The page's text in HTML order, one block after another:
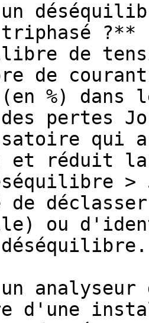
un
triphasé ?**
de
de
%) dans
des pertes
qui
et réduit
de
ou
analyseur
d'une